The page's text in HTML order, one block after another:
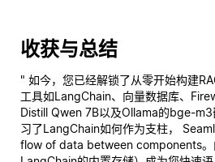
收获与总结
" 如今，您已经解锁了从零开始构建
工具如LangChain、向量数据库、
Distill Qwen 7B以及Ollama的bge-
习了LangChain如何作为支柱，
flow of data between components。